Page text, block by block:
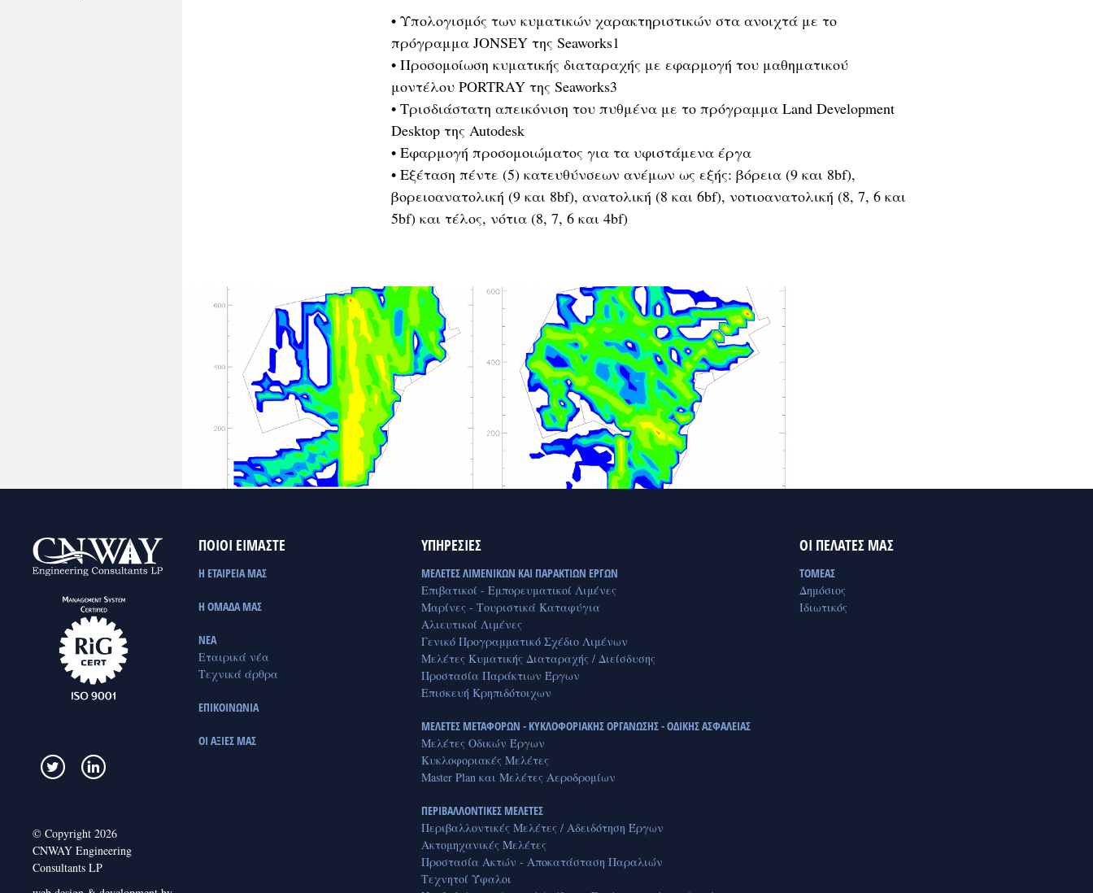
• Υπολογισμός των κυματικών χαρακτηριστικών στα ανοιχτά με το
πρόγραμμα JONSEY της Seaworks1
• Προσομοίωση κυματικής διαταραχής με εφαρμογή του μαθηματικού
μοντέλου PORTRAY της Seaworks3
• Τρισδιάστατη απεικόνιση του πυθμένα με το πρόγραμμα Land Development
Desktop της Autodesk
• Εφαρμογή προσομοιώματος για τα υφιστάμενα έργα
• Εξέταση πέντε (5) κατευθύνσεων ανέμων ως εξής: βόρεια (9 και 8bf),
βορειοανατολική (9 και 8bf), ανατολική (8 και 6bf), νοτιοανατολική (8, 7, 6 και
5bf) και τέλος, νότια (8, 7, 6 και 4bf)
© Copyright 2026
CNWAY Engineering
Consultants LP
ΠΟΙΟΙ ΕΙΜΑΣΤΕ
Η ΕΤΑΙΡΕΙΑ ΜΑΣ
Η ΟΜΑΔΑ ΜΑΣ
ΝΕΑ
Εταιρικά νέα
Τεχνικά άρθρα
ΕΠΙΚΟΙΝΩΝΙΑ
ΟΙ ΑΞΙΕΣ ΜΑΣ
ΥΠΗΡΕΣΙΕΣ
ΜΕΛΕΤΕΣ ΛΙΜΕΝΙΚΩΝ ΚΑΙ ΠΑΡΑΚΤΙΩΝ ΕΡΓΩΝ
Επιβατικοί - Εμπορευματικοί Λιμένες
Μαρίνες - Τουριστικά Καταφύγια
Αλιευτικοί Λιμένες
Γενικό Προγραμματικό Σχέδιο Λιμένων
Μελέτες Κυματικής Διαταραχής / Διείσδυσης
Προστασία Παράκτιων Έργων
Επισκευή Κρηπιδότοιχων
ΜΕΛΕΤΕΣ ΜΕΤΑΦΟΡΩΝ - ΚΥΚΛΟΦΟΡΙΑΚΗΣ ΟΡΓΑΝΩΣΗΣ - ΟΔΙΚΗΣ ΑΣΦΑΛΕΙΑΣ
Μελέτες Οδικών Έργων
Κυκλοφοριακές Μελέτες
Master Plan και Μελέτες Αεροδρομίων
ΠΕΡΙΒΑΛΛΟΝΤΙΚΕΣ ΜΕΛΕΤΕΣ
Περιβαλλοντικές Μελέτες / Αδειδότηση Έργων
Ακτομηχανικές Μελέτες
Προστασία Ακτών - Αποκατάσταση Παραλιών
Τεχνητοί Ύφαλοι
ΟΙ ΠΕΛΑΤΕΣ ΜΑΣ
ΤΟΜΕΑΣ
Δημόσιος
Ιδιωτικός